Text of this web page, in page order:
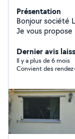
Présentation
Bonjour société Livernais
Je vous propose
d arbre avec
Pavé - destruction nids de frelons,guêpes -maçonnerie -
taille de haie et
mon numéro de
N'hésitez pas à
O6.47.58.90.80
Dernier avis
Il y a plus de 6 mois
Convient des